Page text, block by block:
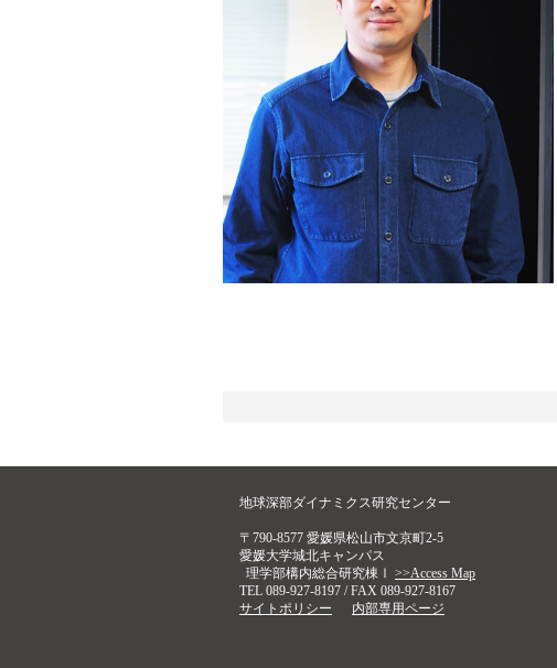
地球深部ダイナミクス研究センター
〒790-8577 愛媛県松山市文京町2-5
愛媛大学城北キャンパス
理学部構内総合研究棟Ⅰ >>Access Map
TEL 089-927-8197 / FAX 089-927-8167
サイトポリシー
内部専用ページ